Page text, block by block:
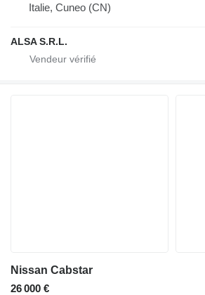
Italie, Cuneo (CN)
ALSA S.R.L.
Nissan Cabstar
26 000 €